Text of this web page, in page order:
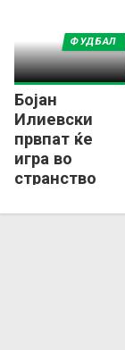
Бојан
Илиевски
првпат ќе
игра во
странство
ФУДБАЛ